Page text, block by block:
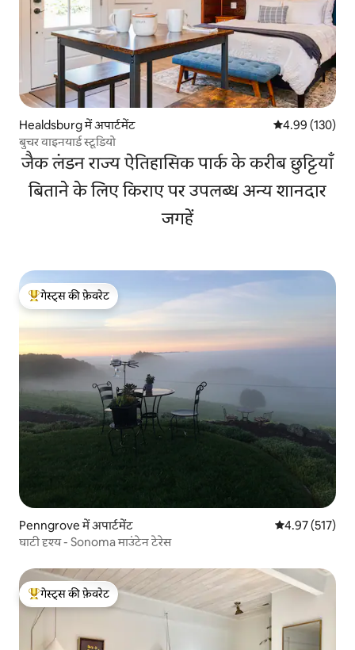
Healdsburg में अपार्टमेंट औसत रेटिंग 5 में से
4.99 (130)
बुचर वाइनयार्ड स्टूडियो
जैक लंडन राज्य ऐतिहासिक पार्क के करीब छुट्टियाँ
बिताने के लिए किराए पर उपलब्ध अन्य शानदार
जगहें
गेस्ट्स का टॉप फ़ेवरेट
गेस्ट्स की फ़ेवरेट
Penngrove में अपार्टमेंट औसत रेटिंग 5 में से
4.97 (517)
घाटी दृश्य - Sonoma माउंटेन टेरेस
गेस्ट्स का टॉप फ़ेवरेट
गेस्ट्स की फ़ेवरेट